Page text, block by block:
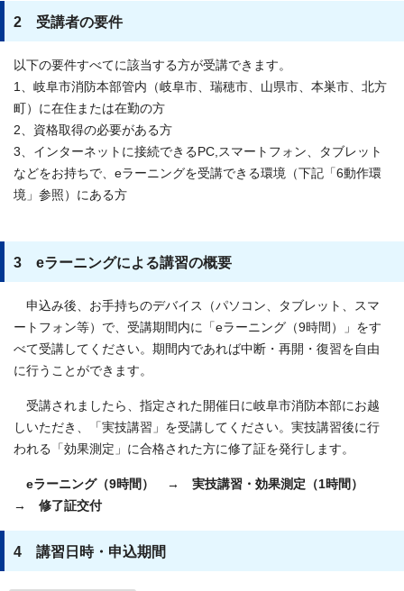
2 受講者の要件
以下の要件すべてに該当する方が受講できます。
1、岐阜市消防本部管内（岐阜市、瑞穂市、山県市、本巣市、北方
町）に在住または在勤の方
2、資格取得の必要がある方
3、インターネットに接続できるPC,スマートフォン、タブレット
などをお持ちで、eラーニングを受講できる環境（下記「6動作環
境」参照）にある方
3 eラーニングによる講習の概要
申込み後、お手持ちのデバイス（パソコン、タブレット、スマ
ートフォン等）で、受講期間内に「eラーニング（9時間）」をす
べて受講してください。期間内であれば中断・再開・復習を自由
に行うことができます。
受講されましたら、指定された開催日に岐阜市消防本部にお越
しいただき、「実技講習」を受講してください。実技講習後に行
われる「効果測定」に合格された方に修了証を発行します。
eラーニング（9時間） → 実技講習・効果測定（1時間）
→ 修了証交付
4 講習日時・申込期間